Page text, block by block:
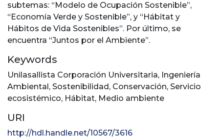
subtemas: “Modelo de Ocupación Sostenible”,
“Economía Verde y Sostenible”, y “Hábitat y
Hábitos de Vida Sostenibles”. Por último, se
encuentra “Juntos por el Ambiente”.
Keywords
Unilasallista Corporación Universitaria, Ingeniería
Ambiental, Sostenibilidad, Conservación, Servicio
ecosistémico, Hábitat, Medio ambiente
URI
http://hdl.handle.net/10567/3616